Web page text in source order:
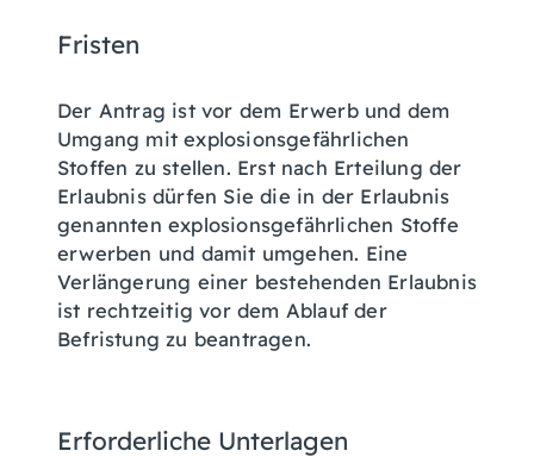
Fristen
Der Antrag ist vor dem Erwerb und dem
Umgang mit explosionsgefährlichen
Stoffen zu stellen. Erst nach Erteilung der
Erlaubnis dürfen Sie die in der Erlaubnis
genannten explosionsgefährlichen Stoffe
erwerben und damit umgehen. Eine
Verlängerung einer bestehenden Erlaubnis
ist rechtzeitig vor dem Ablauf der
Befristung zu beantragen.
Erforderliche Unterlagen